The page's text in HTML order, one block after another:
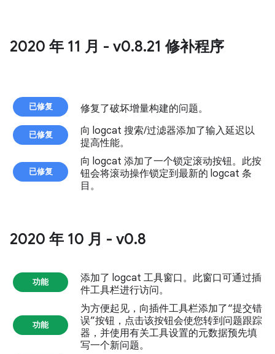
2020 年 11 月 - v0.8.21 修补程序
已修复 修复了破坏增量构建的问题。
已修复
向 logcat 搜索/过滤器添加了输入延迟以
提高性能。
已修复
向 logcat 添加了一个锁定滚动按钮。此按
钮会将滚动操作锁定到最新的 logcat 条
目。
2020 年 10 月 - v0.8
功能
添加了 logcat 工具窗口。此窗口可通过插
件工具栏进行访问。
功能
为方便起见，向插件工具栏添加了“提交错
误”按钮，点击该按钮会使您转到问题跟踪
器，并使用有关工具设置的元数据预先填
写一个新问题。